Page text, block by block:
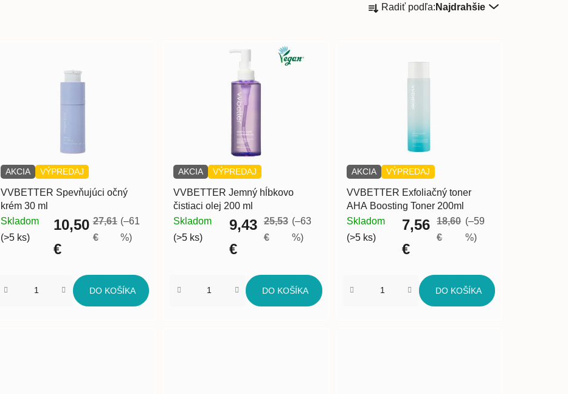
a
u
k
t
o
v
Radiť podľa: Najdrahšie
AKCIA VÝPREDAJ
VVBETTER Spevňujúci očný
krém 30 ml
Skladom
(>5 ks)
10,50
€
27,61
€
(–61
%)
DO KOŠÍKA
AKCIA VÝPREDAJ
VVBETTER Jemný hĺbkovo
čistiaci olej 200 ml
Skladom
(>5 ks)
9,43
€
25,53
€
(–63
%)
DO KOŠÍKA
AKCIA VÝPREDAJ
VVBETTER Exfoliačný toner
AHA Boosting Toner 200ml
Skladom
(>5 ks)
7,56
€
18,60
€
(–59
%)
DO KOŠÍKA